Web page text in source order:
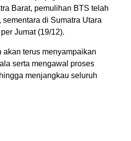
Barat, pemulihan BTS telah
di Sumatra Utara
Jumat (19/12).
akan terus menyampaikan
serta mengawal proses
menjangkau seluruh